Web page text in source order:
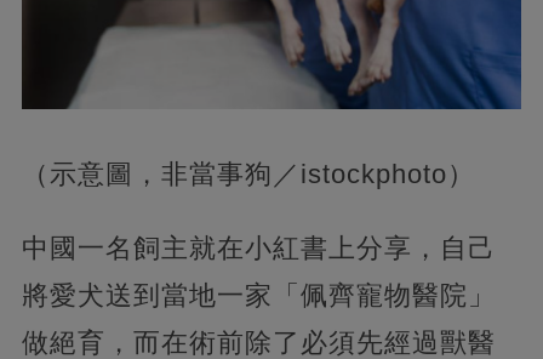
（示意圖，非當事狗／istockphoto）
中國一名飼主就在小紅書上分享，自己
將愛犬送到當地一家「佩齊寵物醫院」
做絕育，而在術前除了必須先經過獸醫